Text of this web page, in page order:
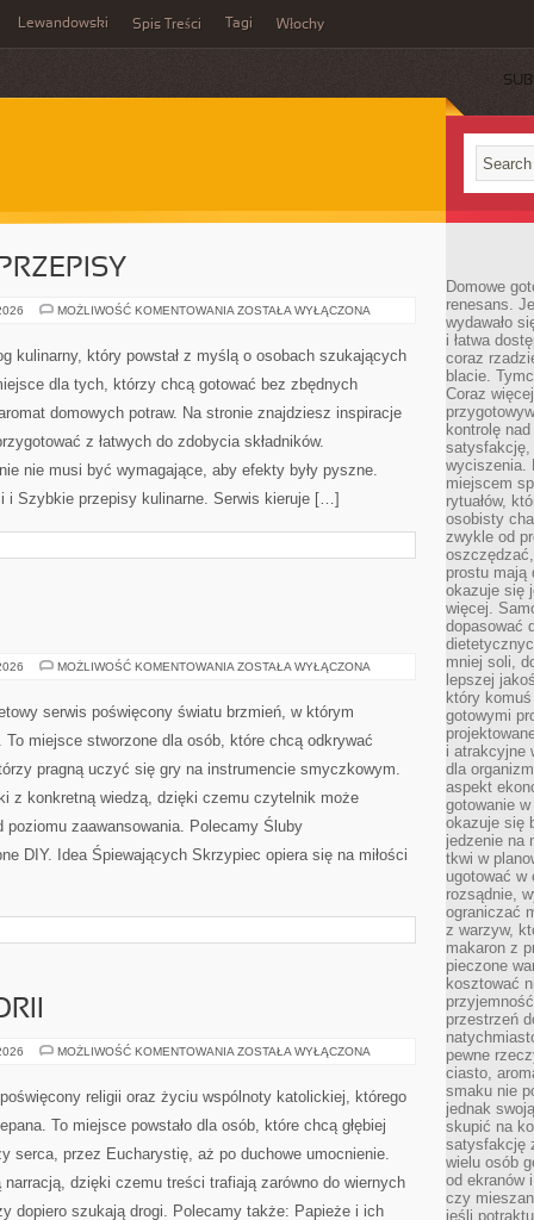
Lewandowski Spis Treści Tagi Włochy
MOŻLIWOŚĆ KOMENTOWANIA BEZGLUTENOWE
ZOSTAŁA WYŁĄCZONA
kulinarny, który powstał z myślą o osobach szukających
dla tych, którzy chcą gotować bez zbędnych
domowych potraw. Na stronie znajdziesz inspiracje
z łatwych do zdobycia składników.
nie musi być wymagające, aby efekty były pyszne.
i Szybkie przepisy kulinarne. Serwis kieruje […]
MOŻLIWOŚĆ KOMENTOWANIA MODA
ZOSTAŁA WYŁĄCZONA
serwis poświęcony światu brzmień, w którym
miejsce stworzone dla osób, które chcą odkrywać
pragną uczyć się gry na instrumencie smyczkowym.
z konkretną wiedzą, dzięki czemu czytelnik może
zaawansowania. Polecamy Śluby
DIY. Idea Śpiewających Skrzypiec opiera się na miłości
MOŻLIWOŚĆ KOMENTOWANIA KOŚCIÓŁ
ZOSTAŁA WYŁĄCZONA
religii oraz życiu wspólnoty katolickiej, którego
To miejsce powstało dla osób, które chcą głębiej
serca, przez Eucharystię, aż po duchowe umocnienie.
dzięki czemu treści trafiają zarówno do wiernych
dopiero szukają drogi. Polecamy także: Papieże i ich
Domowe
renesans.
wydawało
i łatwa
coraz
blacie.
Coraz
kontrolę
satysfakcję,
wyciszenia.
miejscem
rytuałów,
osobisty
zwykle od
prostu mają
okazuje się
więcej.
dopasować
mniej soli,
lepszej
który
gotowymi
i atrakcyjne
dla
aspekt
gotowanie
okazuje się
jedzenie na
tkwi w
ugotować w
rozsądnie,
ograniczać
z warzyw,
makaron z
pieczone
kosztować
przestrzeń
pewne
ciasto,
smaku nie
jednak
skupić na
satysfakcję
wielu osób
od ekranów
czy
jeśli